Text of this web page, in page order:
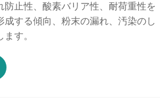
止性、酸素バリア性、耐荷重性を
する傾向、粉末の漏れ、汚染のし
す。